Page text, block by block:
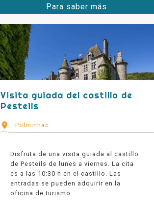
Para saber más
Visita guiada del castillo de
Pesteils
Polminhac
Disfruta de una visita guiada al castillo
de Pesteils de lunes a viernes. La cita
es a las 10:30 h en el castillo. Las
entradas se pueden adquirir en la
oficina de turismo.